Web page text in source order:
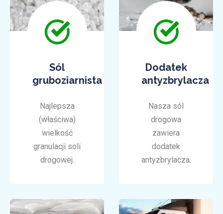
Sól
gruboziarnista
Najlepsza
(właściwa)
wielkość
granulacji soli
drogowej.
Dodatek
antyzbrylacza
Nasza sól
drogowa
zawiera
dodatek
antyzbrylacza.